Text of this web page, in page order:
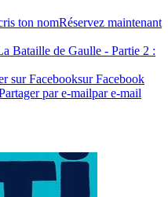
ton nomRéservez maintenant
sur Facebook
par e-mail